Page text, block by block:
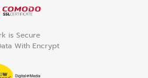
is Secure
With Encrypt